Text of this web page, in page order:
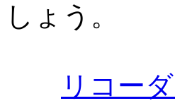
しょう。
リコー